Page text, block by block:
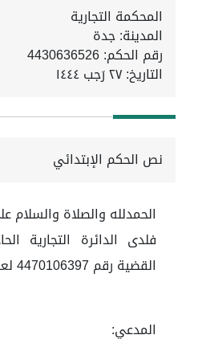
المحكمة التجارية
المدينة: جدة
رقم الحكم: 4430636526
التاريخ:٢٧ رَجب ١٤٤٤
نص الحكم الإبتدائي
الحمدلله والصلاة والسلام
فلدى الدائرة التجارية
القضية رقم 4470106397 لعام 1444 هـ
المدعي: